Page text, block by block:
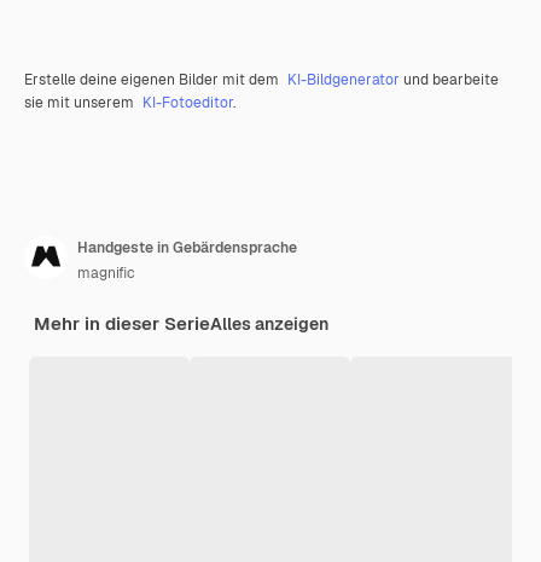
Erstelle deine eigenen Bilder mit dem KI-Bildgenerator und bearbeite
sie mit unserem KI-Fotoeditor.
Handgeste in Gebärdensprache
magnific
Mehr in dieser SerieAlles anzeigen